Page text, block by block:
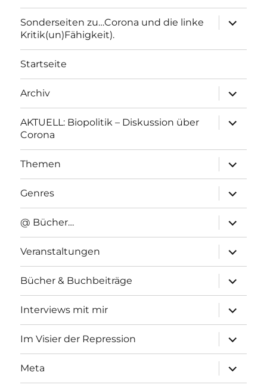
Sonderseiten zu…Corona und die linke
Kritik(un)Fähigkeit).
anzeigen
Startseite
Archiv
anzeigen
AKTUELL: Biopolitik – Diskussion über
Corona
anzeigen
Themen
anzeigen
Genres
anzeigen
@ Bücher…
anzeigen
Veranstaltungen
anzeigen
Bücher & Buchbeiträge
anzeigen
Interviews mit mir
anzeigen
Im Visier der Repression
anzeigen
Meta
anzeigen